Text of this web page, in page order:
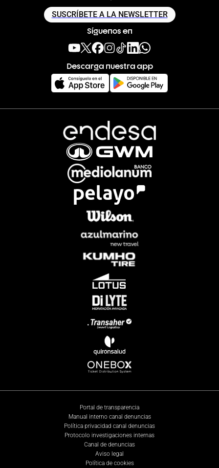
SUSCRÍBETE A LA NEWSLETTER
Síguenos en
Descarga nuestra app
Portal de transparencia
Manual interno canal denuncias
Política privacidad canal denuncias
Protocolo investigaciones internas
Canal de denuncias
Aviso legal
Política de cookies